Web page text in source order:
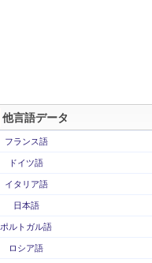
他言語データ
フランス語
ドイツ語
イタリア語
日本語
ポルトガル語
ロシア語